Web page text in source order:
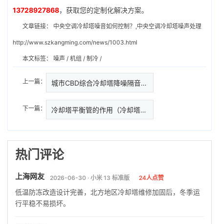
13728927868，获取您的定制化解决方案。
文章链接： 中央空调冷却塔噪音如何控制？,中央空调冷却塔噪声处理
http://www.szkangming.com/news/1003.html
本文标签： 噪声 / 机组 / 制冷 /
上一篇： 城市CBD综合冷却塔降噪隔音处理…
下一篇： 冷却塔平衡管的作用（冷却塔中风机
热门评论
上海网友 2026-06-30 · 小米 13 标准版 24人点赞
低温防冻改造设计完善，北方地区冷却塔维修加固后，冬季运
行平稳不易损坏。